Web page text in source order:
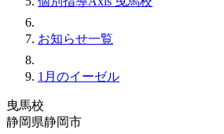
お知らせ一覧
1月のイーゼル
曳馬校
静岡県静岡市